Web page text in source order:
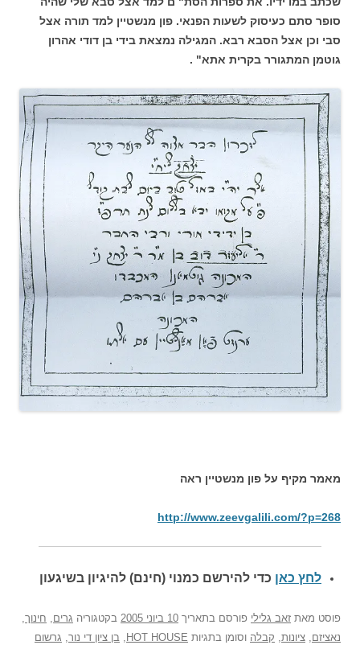
סופר סתם כעיסוק לשעות הפנאי. פון מנשטיין למד תורה אצל
סבי וכן אצל הסבא רבא. המגילה נמצאת בידי בן דודי אהרון
גוטמן המתגורר בקרית אתא" .
מאמר מקיף על פון מנשטיין ראה
http://www.zeevgalili.com/?p=268
לחץ כאן כדי להירשם כמנוי (חינם) להיגיון בשיגעון
פוסט מאת זאב גלילי פורסם בתאריך 10 ביוני 2005 בקטגוריה גרים, חינוך,
נאציזם, ציונות, קבלה וסומן בתגיות HOT HOUSE
, בן ציון די נור, גרשום